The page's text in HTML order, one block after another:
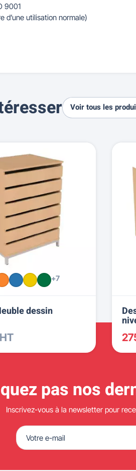
9001
d’une utilisation normale)
Voir tous les
+7
dessin
HT
pas nos
Inscrivez-vous à la newsletter pour